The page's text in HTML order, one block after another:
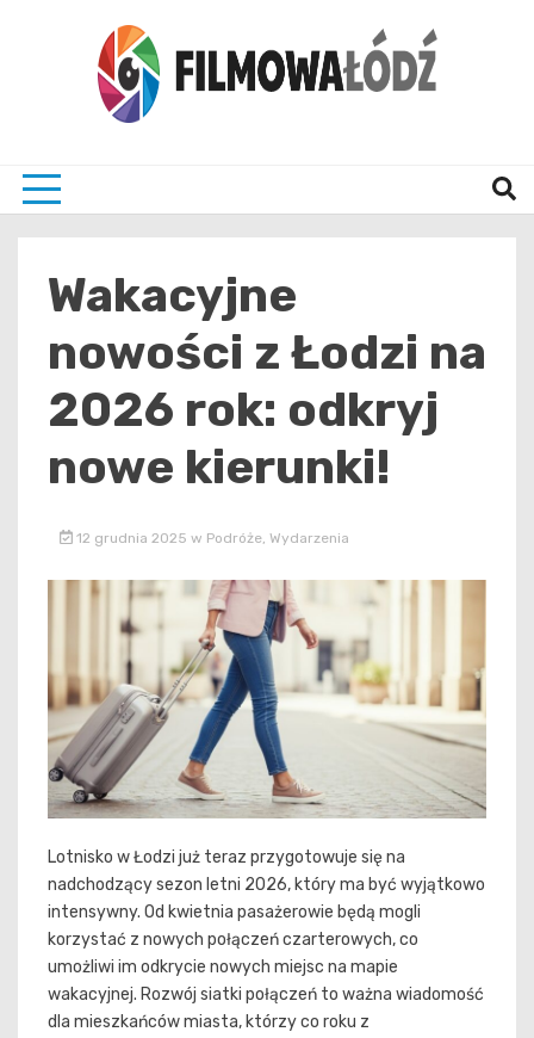
Wakacyjne
nowości z Łodzi na
2026 rok: odkryj
nowe kierunki!
12 grudnia 2025 w Podróże, Wydarzenia
Lotnisko w Łodzi już teraz przygotowuje się na
nadchodzący sezon letni 2026, który ma być wyjątkowo
intensywny. Od kwietnia pasażerowie będą mogli
korzystać z nowych połączeń czarterowych, co
umożliwi im odkrycie nowych miejsc na mapie
wakacyjnej. Rozwój siatki połączeń to ważna wiadomość
dla mieszkańców miasta, którzy co roku z